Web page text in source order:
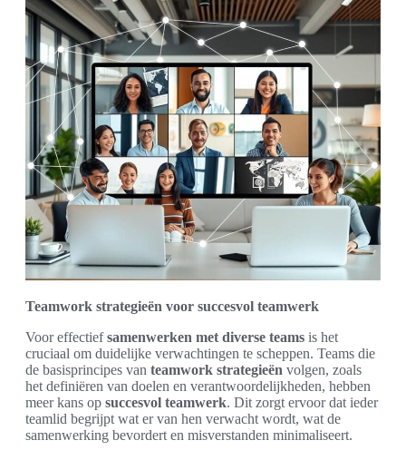
Teamwork strategieën voor succesvol teamwerk
Voor effectiefsamenwerken met diverse teams is het
cruciaal om duidelijke verwachtingen te scheppen. Teams die
de basisprincipes van teamwork strategieën volgen, zoals
het definiëren van doelen en verantwoordelijkheden, hebben
meer kans op succesvol teamwerk. Dit zorgt ervoor dat ieder
teamlid begrijpt wat er van hen verwacht wordt, wat de
samenwerking bevordert en misverstanden minimaliseert.